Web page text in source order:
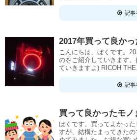
記事
2017年買って良か
こんにちは、ぼくです。
のをご紹介していきます
ていきますよ) RICOH
記事
買って良かったモノ
ぼくです。買ってよかっ
すが、結構たまってきた